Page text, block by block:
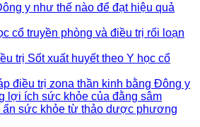
y như thế nào để đạt hiệu quả
cổ truyền phòng và điều trị rối loạn
trị Sốt xuất huyết theo Y học cổ
điều trị zona thần kinh bằng Đông y
lợi ích sức khỏe của đằng sâm
ẩn sức khỏe từ thảo dược phương